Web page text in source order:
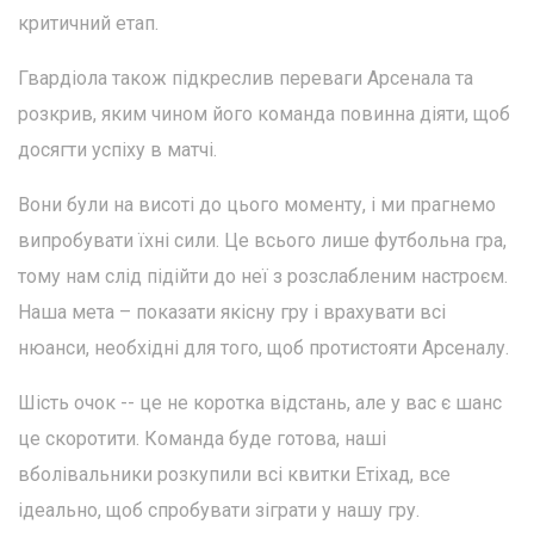
критичний етап.
Гвардіола також підкреслив переваги Арсенала та
розкрив, яким чином його команда повинна діяти, щоб
досягти успіху в матчі.
Вони були на висоті до цього моменту, і ми прагнемо
випробувати їхні сили. Це всього лише футбольна гра,
тому нам слід підійти до неї з розслабленим настроєм.
Наша мета – показати якісну гру і врахувати всі
нюанси, необхідні для того, щоб протистояти Арсеналу.
Шість очок -- це не коротка відстань, але у вас є шанс
це скоротити. Команда буде готова, наші
вболівальники розкупили всі квитки Етіхад, все
ідеально, щоб спробувати зіграти у нашу гру.